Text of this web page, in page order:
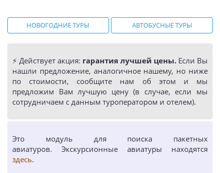
НОВОГОДНИЕ ТУРЫ АВТОБУСНЫЕ ТУРЫ
⚡️ Действует акция: гарантия лучшей цены. Если Вы
нашли предложение, аналогичное нашему, но ниже
по стоимости, сообщите нам об этом и мы
предложим Вам лучшую цену (в случае, если мы
сотрудничаем с данным туроператором и отелем).
Это модуль для поиска пакетных
авиатуров. Экскурсионные авиатуры находятся
здесь.